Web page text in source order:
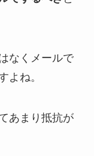
なくメールで
よね。
あまり抵抗が